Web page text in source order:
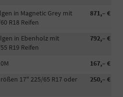
871,– €
in Magnetic Grey mit
R18 Reifen
792,– €
in Ebenholz mit
R19 Reifen
167,– €
250,– €
17" 225/65 R17 oder